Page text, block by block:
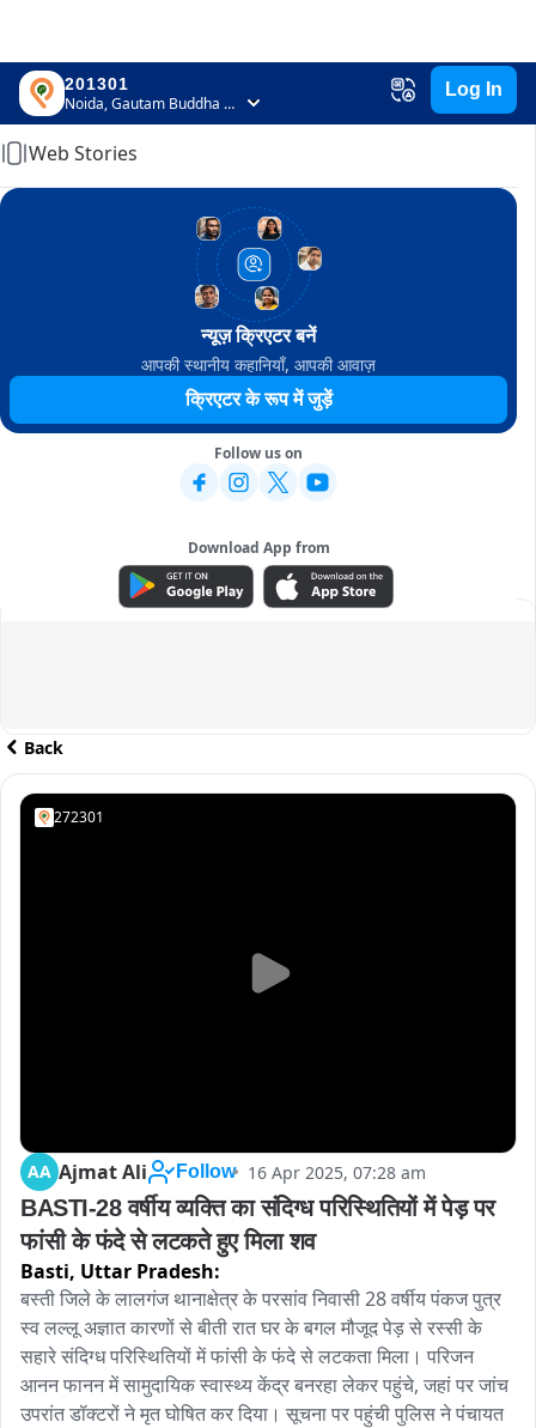
201301
Noida, Gautam Buddha Nagar, Uttar Pradesh
Log In
Home
Web Stories
न्यूज़ क्रिएटर बनें
आपकी स्थानीय कहानियाँ, आपकी आवाज़
क्रिएटर के रूप में जुड़ें
Follow us on
Download App from
ADVERTISEMENT
Back
272301
AA Ajmat Ali Follow 16 Apr 2025, 07:28 am
BASTI-28 वर्षीय व्यक्ति का संदिग्ध परिस्थितियों में पेड़ पर
फांसी के फंदे से लटकते हुए मिला शव
Basti, Uttar Pradesh:
बस्ती जिले के लालगंज थानाक्षेत्र के परसांव निवासी 28 वर्षीय पंकज पुत्र
स्व लल्लू अज्ञात कारणों से बीती रात घर के बगल मौजूद पेड़ से रस्सी के
सहारे संदिग्ध परिस्थितियों में फांसी के फंदे से लटकता मिला। परिजन
आनन फानन में सामुदायिक स्वास्थ्य केंद्र बनरहा लेकर पहुंचे, जहां पर जांच
उपरांत डॉक्टरों ने मृत घोषित कर दिया। सूचना पर पहुंची पुलिस ने पंचायत